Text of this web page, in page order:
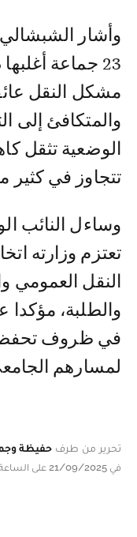
وأشار
23 جماعة
مشكل النقل
والمتكافئ إلى
الوضعية تثقل
تتجاوز في كثير
وساءل النائب
تعتزم وزارته
النقل العمومي
والطلبة،
في ظروف تحفظ
لمسارهم
تحرير من طرف حفيظة
في 21/09/2025 على الساعة 07:30